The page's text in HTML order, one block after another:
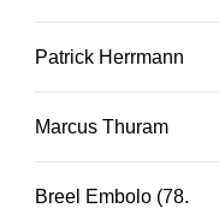
Patrick Herrmann
Marcus Thuram
Breel Embolo (78.